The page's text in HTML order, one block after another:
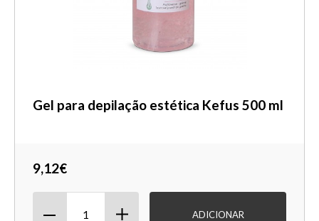
Gel para depilação estética Kefus 500 ml
9,12€
ADICIONAR